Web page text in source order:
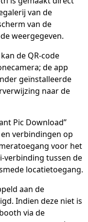
van de
van de
weergegeven.
de QR-code
de app
geïnstalleerde
naar de
Pic Download”
verbindingen op
voor het
verbinding tussen de
locatietoegang.
aan de
Indien deze niet is
via de